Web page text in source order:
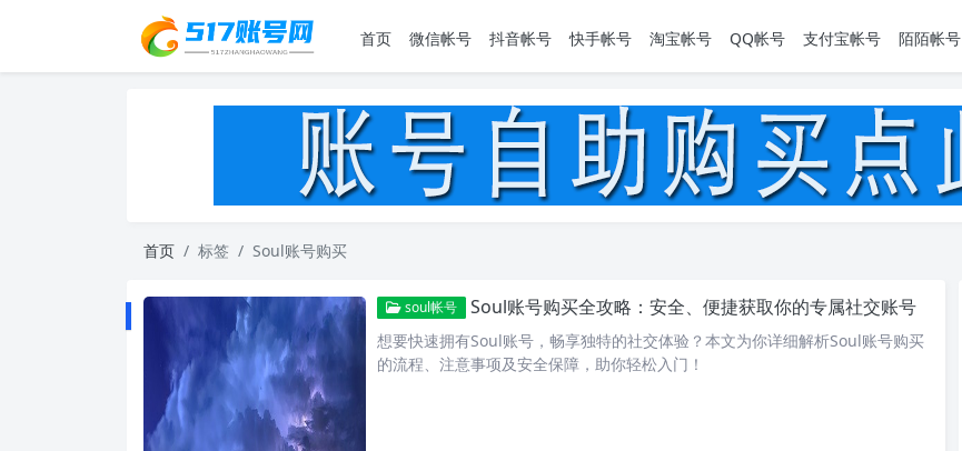
首页 微信帐号 抖音帐号 快手帐号 淘宝帐号 QQ帐号 支付宝帐号 陌陌帐号
首页 标签 Soul账号购买
soul帐号 Soul账号购买全攻略：安全、便捷获取你的专属社交账号
想要快速拥有Soul账号，畅享独特的社交体验？本文为你详细解析Soul账号购买
的流程、注意事项及安全保障，助你轻松入门！